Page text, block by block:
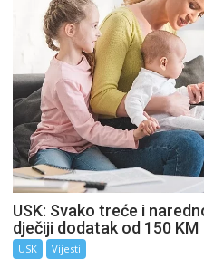
USK: Svako treće i
dječiji dodatak od 150 KM
USK Vijesti